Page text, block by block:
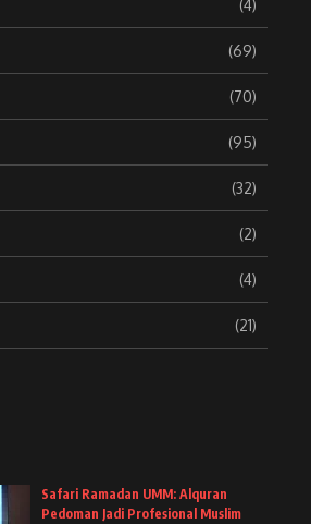
(4)
(69)
(70)
(95)
(32)
(2)
(4)
(21)
Safari Ramadan UMM: Alquran
Pedoman Jadi Profesional Muslim